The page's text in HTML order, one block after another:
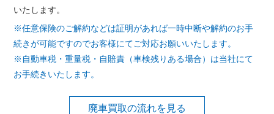
いたします。
※任意保険のご解約などは証明があれば一時中断や解約のお手
続きが可能ですのでお客様にてご対応お願いいたします。
※自動車税・重量税・自賠責（車検残りある場合）は当社にて
お手続きいたします。
廃車買取の流れを見る